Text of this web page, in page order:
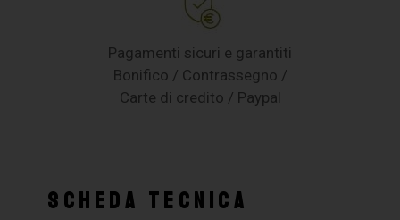
Pagamenti sicuri e garantiti
Bonifico / Contrassegno /
Carte di credito / Paypal
SCHEDA TECNICA